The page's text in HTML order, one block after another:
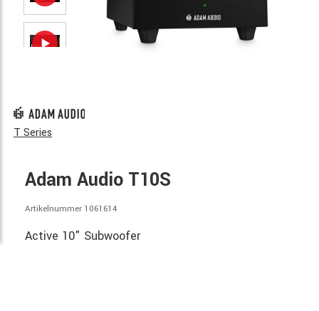
T Series
Adam Audio T10S
Artikelnummer 1061614
Active 10" Subwoofer